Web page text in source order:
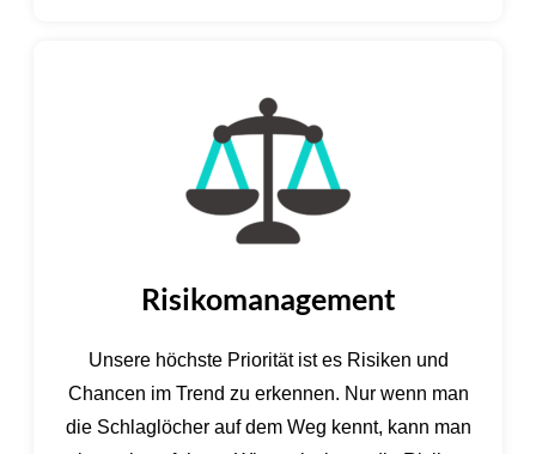
Risikomanagement
Unsere höchste Priorität ist es Risiken und
Chancen im Trend zu erkennen. Nur wenn man
die Schlaglöcher auf dem Weg kennt, kann man